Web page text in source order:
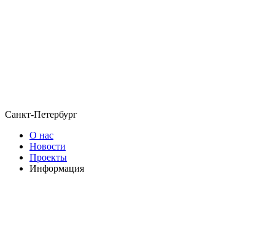
Санкт-Петербург
О нас
Новости
Проекты
Информация